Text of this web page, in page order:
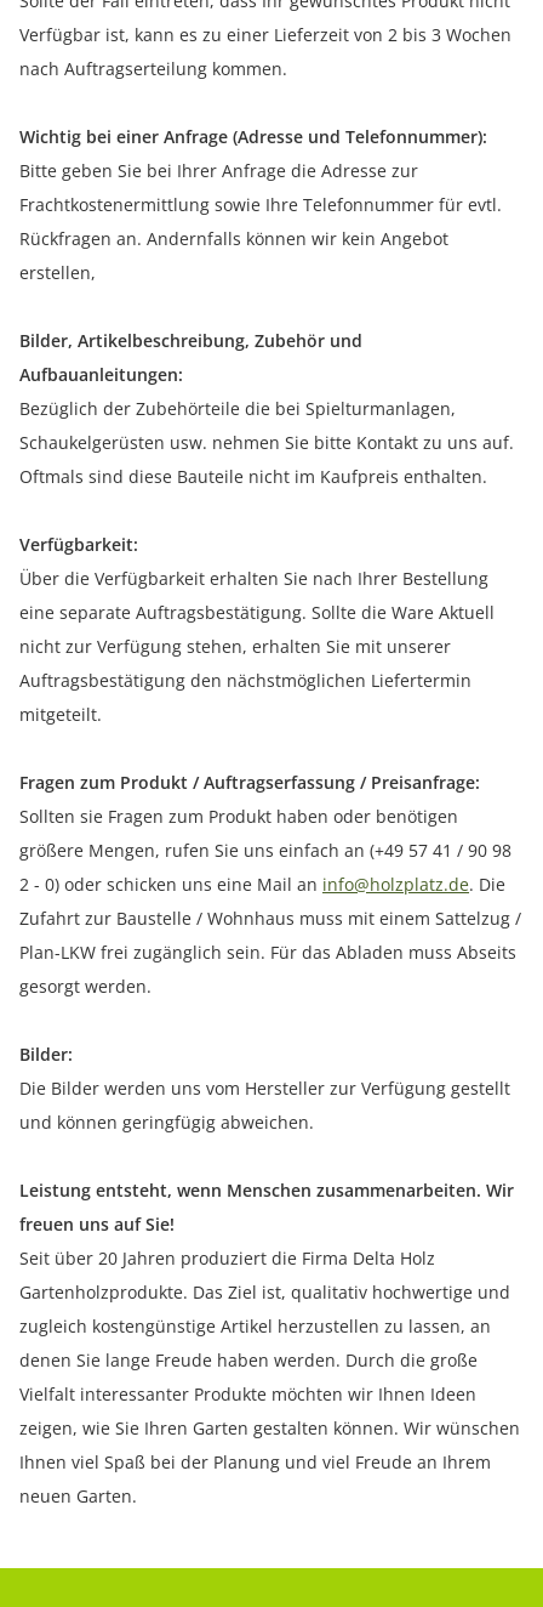
Verfügbar ist, kann es zu einer Lieferzeit von 2 bis 3 Wochen
nach Auftragserteilung kommen.
Wichtig bei einer Anfrage (Adresse und Telefonnummer):
Bitte geben Sie bei Ihrer Anfrage die Adresse zur
Frachtkostenermittlung sowie Ihre Telefonnummer für evtl.
Rückfragen an. Andernfalls können wir kein Angebot
erstellen,
Bilder, Artikelbeschreibung, Zubehör und
Aufbauanleitungen:
Bezüglich der Zubehörteile die bei Spielturmanlagen,
Schaukelgerüsten usw. nehmen Sie bitte Kontakt zu uns auf.
Oftmals sind diese Bauteile nicht im Kaufpreis enthalten.
Verfügbarkeit:
Über die Verfügbarkeit erhalten Sie nach Ihrer Bestellung
eine separate Auftragsbestätigung. Sollte die Ware Aktuell
nicht zur Verfügung stehen, erhalten Sie mit unserer
Auftragsbestätigung den nächstmöglichen Liefertermin
mitgeteilt.
Fragen zum Produkt / Auftragserfassung / Preisanfrage:
Sollten sie Fragen zum Produkt haben oder benötigen
größere Mengen, rufen Sie uns einfach an (+49 57 41 / 90 98
2 - 0) oder schicken uns eine Mail an info@holzplatz.de. Die
Zufahrt zur Baustelle / Wohnhaus muss mit einem Sattelzug /
Plan-LKW frei zugänglich sein. Für das Abladen muss Abseits
gesorgt werden.
Bilder:
Die Bilder werden uns vom Hersteller zur Verfügung gestellt
und können geringfügig abweichen.
Leistung entsteht, wenn Menschen zusammenarbeiten. Wir
freuen uns auf Sie!
Seit über 20 Jahren produziert die Firma Delta Holz
Gartenholzprodukte. Das Ziel ist, qualitativ hochwertige und
zugleich kostengünstige Artikel herzustellen zu lassen, an
denen Sie lange Freude haben werden. Durch die große
Vielfalt interessanter Produkte möchten wir Ihnen Ideen
zeigen, wie Sie Ihren Garten gestalten können. Wir wünschen
Ihnen viel Spaß bei der Planung und viel Freude an Ihrem
neuen Garten.